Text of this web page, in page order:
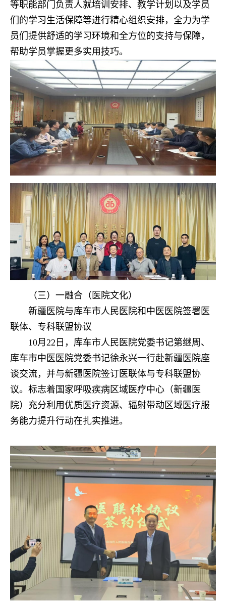
等职能部门负责人就培训安排、教学计划以及学员
们的学习生活保障等进行精心组织安排，全力为学
员们提供舒适的学习环境和全方位的支持与保障，
帮助学员掌握更多实用技巧。
（三）一融合（医院文化）
新疆医院与库车市人民医院和中医医院签署医
联体、专科联盟协议
10月22日，库车市人民医院党委书记第继周、
库车市中医医院党委书记徐永兴一行赴新疆医院座
谈交流，并与新疆医院签订医联体与专科联盟协
议。标志着国家呼吸疾病区域医疗中心（新疆医
院）充分利用优质医疗资源、辐射带动区域医疗服
务能力提升行动在扎实推进。